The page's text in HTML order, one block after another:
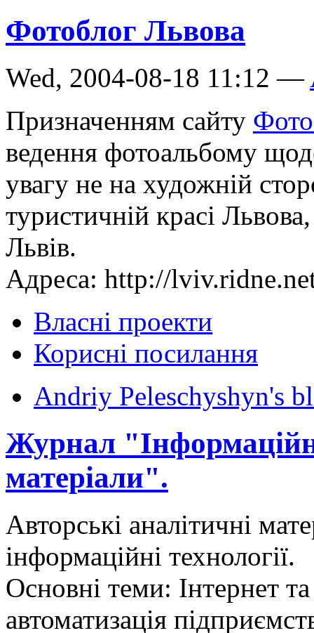
Фотоблог Львова
Wed, 2004-08-18 11:12 —
Призначенням сайту
ведення фотоальбому
увагу не на художній
туристичній красі
Львів.
Адреса: http://
Власні проекти
Корисні посилання
Andriy Peleschyshyn's
Журнал
матеріали".
Авторські аналітичні
інформаційні технології.
Основні теми: Інтернет
автоматизація